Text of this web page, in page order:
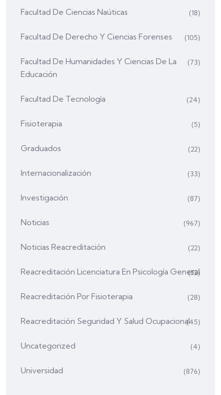
Facultad De Ciencias Naúticas (18)
Facultad De Derecho Y Ciencias Forenses (105)
Facultad De Humanidades Y Ciencias De La
Educación
(73)
Facultad De Tecnología (24)
Fisioterapia (5)
Graduados (22)
Internacionalización (33)
Investigación (87)
Noticias (967)
Noticias Reacreditación (22)
Reacreditación Licenciatura En Psicología General
(52)
Reacreditación Por Fisioterapia (28)
Reacreditación Seguridad Y Salud Ocupacional(45)
Uncategorized (4)
Universidad (876)